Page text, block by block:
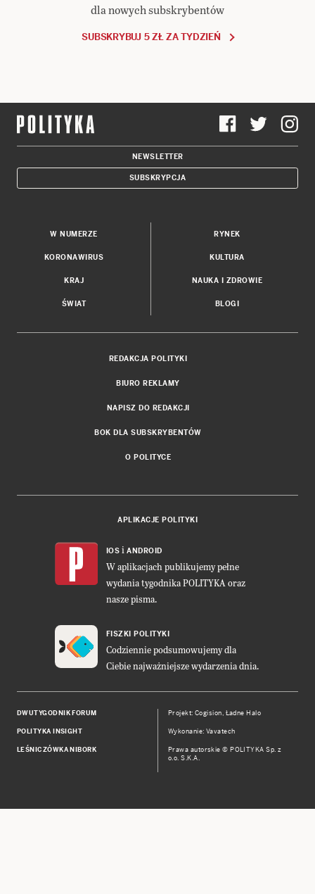
dla nowych subskrybentów
SUBSKRYBUJ 5 ZŁ ZA TYDZIEŃ
NEWSLETTER
SUBSKRYPCJA
W NUMERZE
KORONAWIRUS
KRAJ
ŚWIAT
RYNEK
KULTURA
NAUKA I ZDROWIE
BLOGI
REDAKCJA POLITYKI
BIURO REKLAMY
NAPISZ DO REDAKCJI
BOK DLA SUBSKRYBENTÓW
O POLITYCE
APLIKACJE POLITYKI
IOS i ANDROID
W aplikacjach publikujemy pełne
wydania tygodnika POLITYKA oraz
nasze pisma.
FISZKI POLITYKI
Codziennie podsumowujemy dla
Ciebie najważniejsze wydarzenia dnia.
DWUTYGODNIK FORUM
POLITYKA INSIGHT
LEŚNICZÓWKA NIBORK
Projekt:Cogision, Ładne Halo
Wykonanie: Vavatech
Prawa autorskie © POLITYKA Sp. z
o.o. S.K.A.